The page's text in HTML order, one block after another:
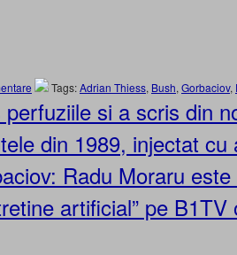
Tags:Adrian Thiess, Bush, Gorbaciov,
si a scris din
din 1989, injectat cu
Radu Moraru
artificial” pe B1TV